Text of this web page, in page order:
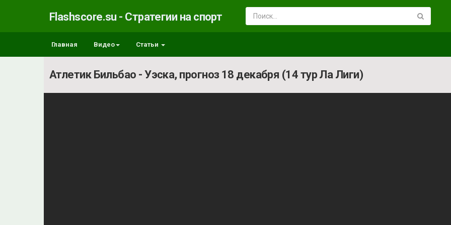
Flashscore.su - Стратегии на спорт
Главная Видео Статьи
Атлетик Бильбао - Уэска, прогноз 18 декабря (14 тур Ла Лиги)